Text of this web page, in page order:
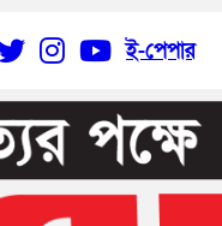
ই-পেপার